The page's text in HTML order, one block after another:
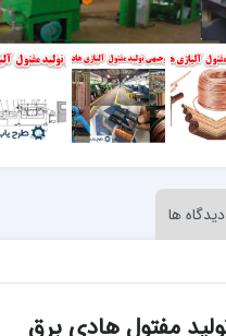
دیدگاه ها
مفتول هادی برق